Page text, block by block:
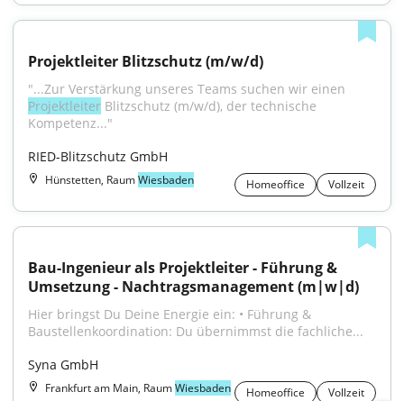
Projektleiter Blitzschutz (m/w/d)
Projektleiter Blitzschutz (m/w/d), der technische
Kompetenz..."
RIED-Blitzschutz GmbH
Hünstetten, RaumWiesbaden Homeoffice Vollzeit
Bau-Ingenieur als Projektleiter - Führung &
Umsetzung - Nachtragsmanagement (m|w|d)
Hier bringst Du Deine Energie ein: • Führung &
Baustellenkoordination: Du übernimmst die fachliche...
Syna GmbH
Frankfurt am Main, RaumWiesbaden Homeoffice Vollzeit